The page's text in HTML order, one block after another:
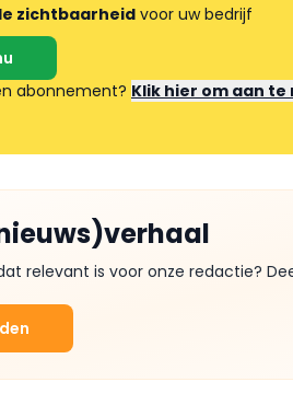
zichtbaarheidvoor uw bedrijf
abonnement? Klik hier om aan te
relevant is voor onze redactie?